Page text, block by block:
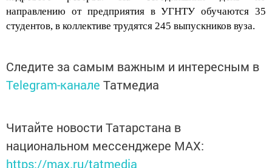
направлению от предприятия в УГНТУ обучаются 35
коллективе трудятся 245 выпускников вуза.
Следите за самым важным и интересным в
Telegram-канале Татмедиа
Читайте новости Татарстана в
национальном мессенджере MАХ:
https://max.ru/tatmedia